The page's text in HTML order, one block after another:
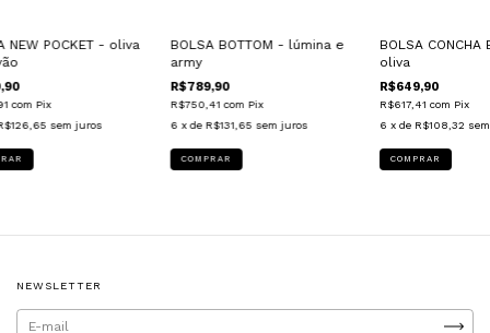
NEW POCKET - oliva
com Pix
sem juros
BOLSA BOTTOM - lúmina e
army
R$789,90
R$750,41com Pix
6 x de R$131,65 sem juros
BOLSA CONCHA
oliva
R$649,90
R$617,41 com Pix
6 x de R$108,32
NEWSLETTER